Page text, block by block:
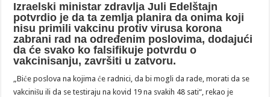
Izraelski ministar zdravlja Juli Edelštajn
potvrdio je da ta zemlja planira da onima koji
nisu primili vakcinu protiv virusa korona
zabrani rad na određenim poslovima, dodajući
da će svako ko falsifikuje potvrdu o
vakcinisanju, završiti u zatvoru.
„Biće poslova na kojima će radnici, da bi mogli da rade, morati da se
vakcinišu ili da se testiraju na kovid 19 na svakih 48 sati“, rekao je